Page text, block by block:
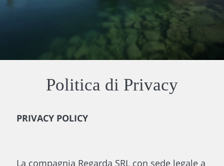
Politica di Privacy
PRIVACY POLICY
La compagnia Regarda SRL con sede legale a